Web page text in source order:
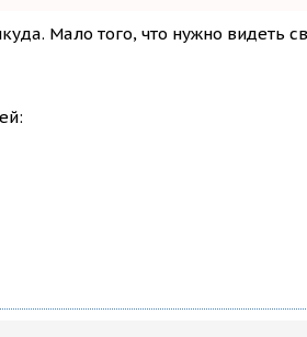
Мало того, что нужно видеть